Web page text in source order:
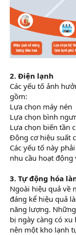
2. Điện lạnh
Các yếu tố ảnh
gồm:
Lựa chọn máy nén
Lựa chọn bình
Lựa chọn biến tần
Động cơ hiệu suất
Các yếu tố này
nhu cầu hoạt
3. Tự động hóa
Ngoài hiệu quả về
đáng kể hiệu quả
năng lượng.
bị ngày càng có
nên một kho lạnh